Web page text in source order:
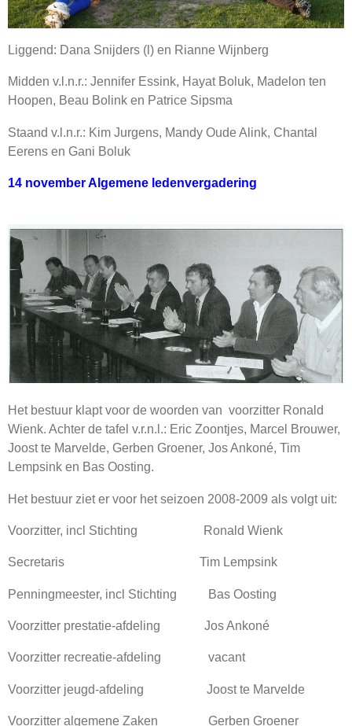
Liggend: Dana Snijders (l) en Rianne Wijnberg
Midden v.l.n.r.: Jennifer Essink, Hayat Boluk, Madelon ten
Hoopen, Beau Bolink en Patrice Sipsma
Staand v.l.n.r.: Kim Jurgens, Mandy Oude Alink, Chantal
Eerens en Gani Boluk
14 november Algemene ledenvergadering
Het bestuur klapt voor de woorden van voorzitter Ronald
Wienk. Achter de tafel v.r.n.l.: Eric Zoontjes, Marcel Brouwer,
Joost te Marvelde, Gerben Groener, Jos Ankoné, Tim
Lempsink en Bas Oosting.
Het bestuur ziet er voor het seizoen 2008-2009 als volgt uit:
Voorzitter, incl Stichting Ronald Wienk
Secretaris Tim Lempsink
Penningmeester, incl Stichting Bas Oosting
Voorzitter prestatie-afdeling Jos Ankoné
Voorzitter recreatie-afdeling vacant
Voorzitter jeugd-afdeling Joost te Marvelde
Voorzitter algemene Zaken Gerben Groener